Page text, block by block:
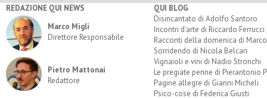
REDAZIONE QUI NEWS
Marco Migli
Direttore Responsabile
Pietro Mattonai
Redattore
QUI BLOG
Disincantato di Adolfo Santoro
Incontri d'arte di Riccardo Ferrucci
Racconti della domenica di
Sorridendo di Nicola Belcari
Vignaioli e vini di Nadio Stronchi
Le pregiate penne di Pierantonio
Pagine allegre di Gianni Micheli
Psico-cose di Federica Giusti